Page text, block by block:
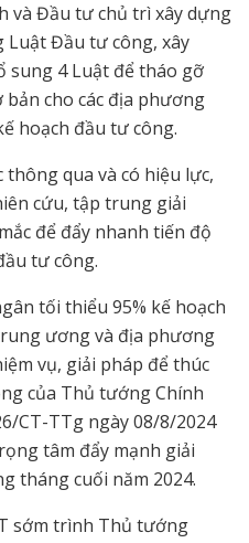
và Đầu tư chủ trì xây dựng
Luật Đầu tư công, xây
sung 4 Luật để tháo gỡ
bản cho các địa phương
hoạch đầu tư công.
qua và có hiệu lực,
cứu, tập trung giải
để đẩy nhanh tiến độ
tư công.
tối thiểu 95% kế hoạch
ương và địa phương
vụ, giải pháp để thúc
của Thủ tướng Chính
CT-TTg ngày 08/8/2024
tâm đẩy mạnh giải
tháng cuối năm 2024.
sớm trình Thủ tướng